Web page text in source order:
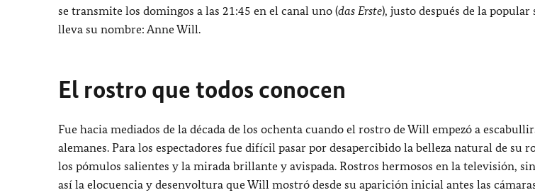
se transmite los domingos a las 21:45 en el canal uno (das Erste), justo después de la
lleva su nombre: Anne Will.
El rostro que todos conocen
Fue hacia mediados de la década de los ochenta cuando el rostro de Will empezó a
alemanes. Para los espectadores fue difícil pasar por desapercibido la belleza natural de su
los pómulos salientes y la mirada brillante y avispada. Rostros hermosos en la televisión,
así la elocuencia y desenvoltura que Will mostró desde su aparición inicial antes las